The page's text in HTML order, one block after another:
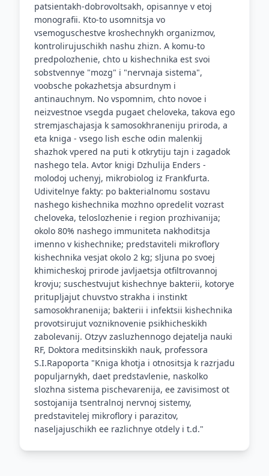
patsientakh-dobrovoltsakh, opisannye v etoj
monografii. Kto-to usomnitsja vo
vsemoguschestve kroshechnykh organizmov,
kontrolirujuschikh nashu zhizn. A komu-to
predpolozhenie, chto u kishechnika est svoi
sobstvennye "mozg" i "nervnaja sistema",
voobsche pokazhetsja absurdnym i
antinauchnym. No vspomnim, chto novoe i
neizvestnoe vsegda pugaet cheloveka, takova ego
stremjaschajasja k samosokhraneniju priroda, a
eta kniga - vsego lish esche odin malenkij
shazhok vpered na puti k otkrytiju tajn i zagadok
nashego tela. Avtor knigi Dzhulija Enders -
molodoj uchenyj, mikrobiolog iz Frankfurta.
Udivitelnye fakty: po bakterialnomu sostavu
nashego kishechnika mozhno opredelit vozrast
cheloveka, teloslozhenie i region prozhivanija;
okolo 80% nashego immuniteta nakhoditsja
imenno v kishechnike; predstaviteli mikroflory
kishechnika vesjat okolo 2 kg; sljuna po svoej
khimicheskoj prirode javljaetsja otfiltrovannoj
krovju; suschestvujut kishechnye bakterii, kotorye
pritupljajut chuvstvo strakha i instinkt
samosokhranenija; bakterii i infektsii kishechnika
provotsirujut vozniknovenie psikhicheskikh
zabolevanij. Otzyv zasluzhennogo dejatelja nauki
RF, Doktora meditsinskikh nauk, professora
S.I.Rapoporta "Kniga khotja i otnositsja k razrjadu
populjarnykh, daet predstavlenie, naskolko
slozhna sistema pischevarenija, ee zavisimost ot
sostojanija tsentralnoj nervnoj sistemy,
predstavitelej mikroflory i parazitov,
naseljajuschikh ee razlichnye otdely i t.d."